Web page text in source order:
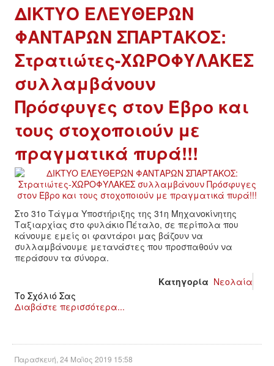
ΔΙΕΘΝΉ
ΕΙΔΉΣΕΙΣ
ΚΌΣΜΟΣ
ΑΝΑΤΟΛΙΚΉ ΕΥΡΏΠΗ / ΒΑΛΚΆΝΙΑ
ΔΥΤΙΚΉ ΕΥΡΏΠΗ
ΜΈΣΗ ΑΝΑΤΟΛΉ / ΒΌΡΕΙΑ ΑΦΡΙΚΉ
ΒΌΡΕΙΑ ΑΜΕΡΙΚΉ
ΛΑΤΙΝΙΚΉ ΑΜΕΡΙΚΉ
ΑΣΊΑ / ΩΚΕΑΝΊΑ
ΚΙΝΗΤΟΠΟΙΉΣΕΙΣ
ΔΙΚΤΥΟ ΕΛΕΥΘΕΡΩΝ
ΦΑΝΤΑΡΩΝ ΣΠΑΡΤΑΚΟΣ:
Στρατιώτες-ΧΩΡΟΦΥΛΑΚΕΣ
συλλαμβάνουν
Πρόσφυγες στον Έβρο και
τους στοχοποιούν με
πραγματικά πυρά!!!
Στο 31ο Τάγμα Υποστήριξης της 31η Μηχανοκίνητης
Ταξιαρχίας στο φυλάκιο Πέταλο, σε περίπολα που
κάνουμε εμείς οι φαντάροι μας βάζουν να
συλλαμβάνουμε μετανάστες που προσπαθούν να
περάσουν τα σύνορα.
Κατηγορία Νεολαία
Το Σχόλιό Σας
Διαβάστε περισσότερα...
Παρασκευή, 24 Μαϊος 2019 15:58